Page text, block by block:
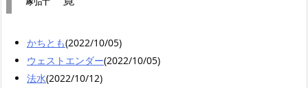
かちとも(2022/10/05)
ウェストエンダー(2022/10/05)
法水(2022/10/12)